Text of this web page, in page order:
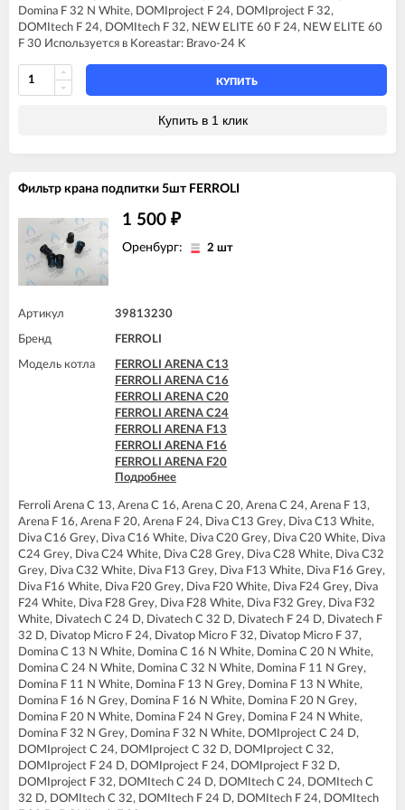
FERROLI DOMIproject F32
FERROLI DOMItech F24
FERROLI DOMItech F32
Domina F 32 N White, DOMIproject F 24, DOMIproject F 32,
DOMItech F 24, DOMItech F 32, NEW ELITE 60 F 24, NEW ELITE 60
F 30 Используется в Koreastar: Bravo-24 K
КУПИТЬ
Купить в 1 клик
Фильтр крана подпитки 5шт FERROLI
1 500 ₽
Оренбург: 2 шт
Артикул 39813230
Бренд FERROLI
Модель котла
FERROLI ARENA C13
FERROLI ARENA C16
FERROLI ARENA C20
FERROLI ARENA C24
FERROLI ARENA F13
FERROLI ARENA F16
FERROLI ARENA F20
FERROLI ARENA F24
FERROLI DIVA C16
FERROLI DIVA C20
FERROLI DIVA C24
FERROLI DIVA C28
FERROLI DIVA C32
FERROLI DIVA F13
FERROLI DIVA F16
FERROLI DIVA F20
FERROLI DIVA F24
FERROLI DIVA F28
FERROLI DIVA F32
FERROLI DIVA F37
FERROLI DIVAproject F24
FERROLI DIVAtech C24 D
FERROLI DIVAtech C32 D
FERROLI DIVAtech F24 D
FERROLI DIVAtech F32 D
FERROLI DIVAtop C24
FERROLI DIVAtop C32
Подробнее
Ferroli Arena C 13, Arena C 16, Arena C 20, Arena C 24, Arena F 13,
Arena F 16, Arena F 20, Arena F 24, Diva C13 Grey, Diva C13 White,
Diva C16 Grey, Diva C16 White, Diva C20 Grey, Diva C20 White, Diva
C24 Grey, Diva C24 White, Diva C28 Grey, Diva C28 White, Diva C32
Grey, Diva C32 White, Diva F13 Grey, Diva F13 White, Diva F16 Grey,
Diva F16 White, Diva F20 Grey, Diva F20 White, Diva F24 Grey, Diva
F24 White, Diva F28 Grey, Diva F28 White, Diva F32 Grey, Diva F32
White, Divatech C 24 D, Divatech C 32 D, Divatech F 24 D, Divatech F
32 D, Divatop Micro F 24, Divatop Micro F 32, Divatop Micro F 37,
Domina C 13 N White, Domina C 16 N White, Domina C 20 N White,
Domina C 24 N White, Domina C 32 N White, Domina F 11 N Grey,
Domina F 11 N White, Domina F 13 N Grey, Domina F 13 N White,
Domina F 16 N Grey, Domina F 16 N White, Domina F 20 N Grey,
Domina F 20 N White, Domina F 24 N Grey, Domina F 24 N White,
Domina F 32 N Grey, Domina F 32 N White, DOMIproject C 24 D,
DOMIproject C 24, DOMIproject C 32 D, DOMIproject C 32,
DOMIproject F 24 D, DOMIproject F 24, DOMIproject F 32 D,
DOMIproject F 32, DOMItech C 24 D, DOMItech C 24, DOMItech C
32 D, DOMItech C 32, DOMItech F 24 D, DOMItech F 24, DOMItech